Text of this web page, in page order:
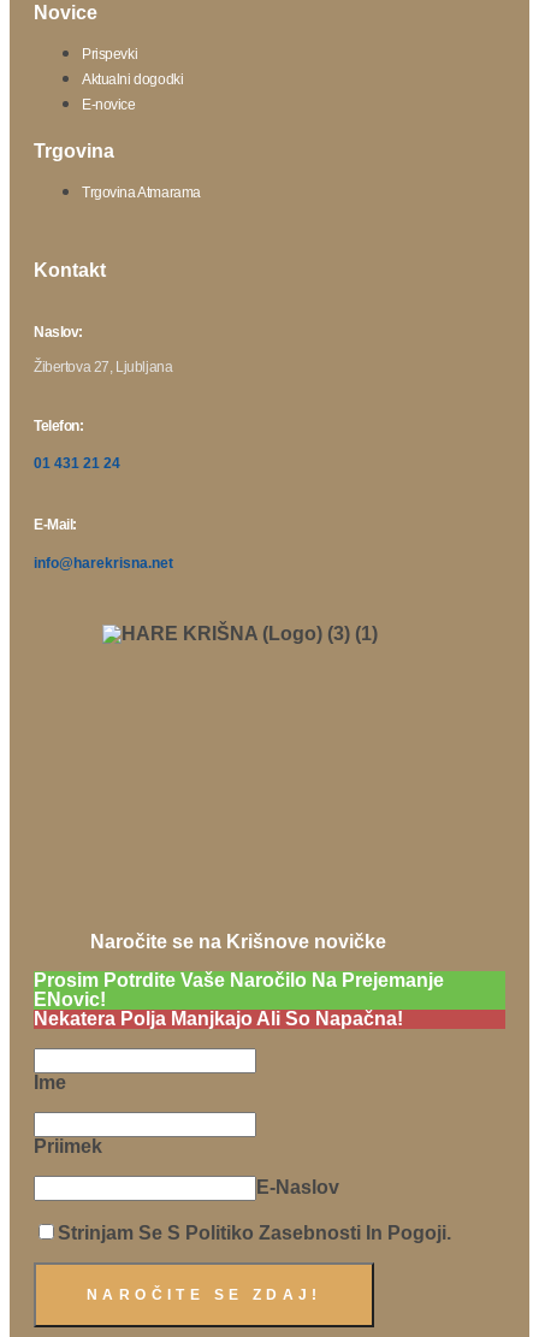
Novice
Prispevki
Aktualni dogodki
E-novice
Trgovina
Trgovina Atmarama
Kontakt
Naslov:
Žibertova 27, Ljubljana
Telefon:
01 431 21 24
E-Mail:
info@harekrisna.net
Naročite se na Krišnove novičke
Prosim Potrdite Vaše Naročilo Na Prejemanje
ENovic!
Nekatera Polja Manjkajo Ali So Napačna!
Ime
Priimek
E-Naslov
Strinjam Se S Politiko Zasebnosti In Pogoji.